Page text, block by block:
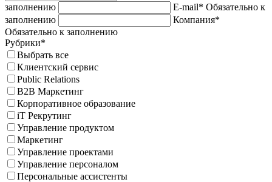
заполнению
E-mail* Обязательно к
заполнению
Компания*
Обязательно к заполнению
Рубрики*
Выбрать все
Клиентский сервис
Public Relations
B2B Маркетинг
Корпоративное образование
iT Рекрутинг
Управление продуктом
Маркетинг
Управление проектами
Управление персоналом
Персональные ассистенты